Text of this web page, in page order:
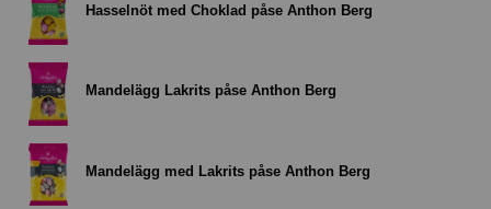
Hasselnöt med Choklad påse Anthon Berg
Mandelägg Lakrits påse Anthon Berg
Mandelägg med Lakrits påse Anthon Berg